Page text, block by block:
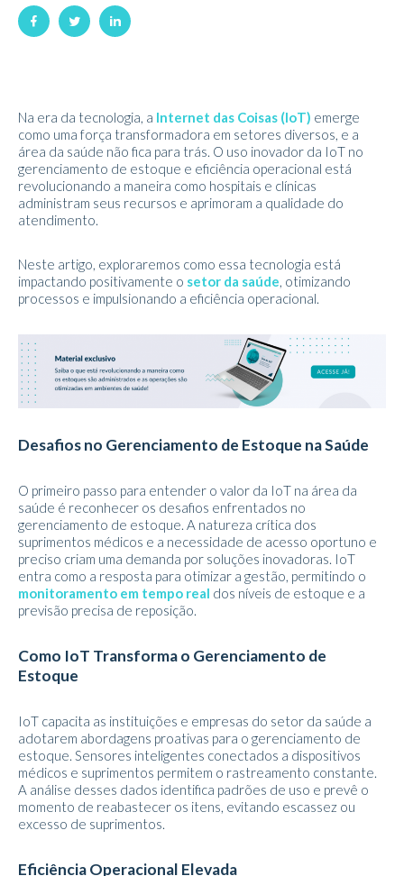
Na era da tecnologia, a Internet das Coisas (IoT) emerge
como uma força transformadora em setores diversos, e a
área da saúde não fica para trás. O uso inovador da IoT no
gerenciamento de estoque e eficiência operacional está
revolucionando a maneira como hospitais e clínicas
administram seus recursos e aprimoram a qualidade do
atendimento.
Neste artigo, exploraremos como essa tecnologia está
impactando positivamente o setor da saúde, otimizando
processos e impulsionando a eficiência operacional.
Desafios no Gerenciamento de Estoque na Saúde
O primeiro passo para entender o valor da IoT na área da
saúde é reconhecer os desafios enfrentados no
gerenciamento de estoque. A natureza crítica dos
suprimentos médicos e a necessidade de acesso oportuno e
preciso criam uma demanda por soluções inovadoras. IoT
entra como a resposta para otimizar a gestão, permitindo o
monitoramento em tempo real dos níveis de estoque e a
previsão precisa de reposição.
Como IoT Transforma o Gerenciamento de
Estoque
IoT capacita as instituições e empresas do setor da saúde a
adotarem abordagens proativas para o gerenciamento de
estoque. Sensores inteligentes conectados a dispositivos
médicos e suprimentos permitem o rastreamento constante.
A análise desses dados identifica padrões de uso e prevê o
momento de reabastecer os itens, evitando escassez ou
excesso de suprimentos.
Eficiência Operacional Elevada